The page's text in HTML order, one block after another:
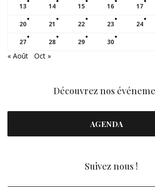
13 14 15 16 17
20 21 22 23 24
27 28 29 30
« Août Oct »
Découvrez nos
AGENDA
Suivez nous !